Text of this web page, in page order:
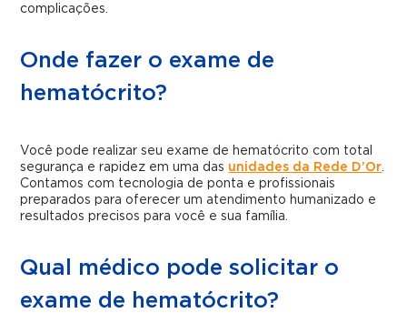
complicações.
Onde fazer o exame de
hematócrito?
Você pode realizar seu exame de hematócrito com total
segurança e rapidez em uma das unidades da Rede D’Or
Contamos com tecnologia de ponta e profissionais
preparados para oferecer um atendimento humanizado e
resultados precisos para você e sua família.
Qual médico pode solicitar o
exame de hematócrito?